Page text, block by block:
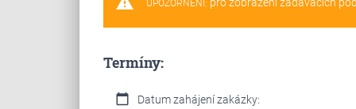
UPOZORNĚNÍ:
Termíny:
calendar_today Datum zahájení zakázky: